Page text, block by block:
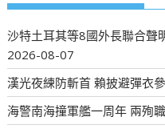
沙特土耳其等8國外長聯合
2026-08-07
漢光夜練防斬首 賴披避彈衣
海警南海撞軍艦一周年 兩殉